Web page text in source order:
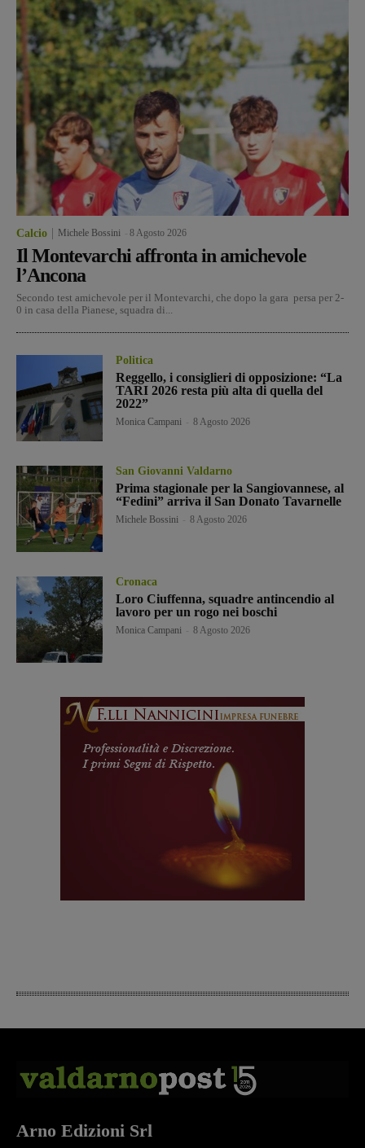
Calcio Michele Bossini 8 Agosto 2026
Il Montevarchi affronta in amichevole
l’Ancona
Secondo test amichevole per il Montevarchi, che dopo la gara persa per 2-
0 in casa della Pianese, squadra di...
Politica
Reggello, i consiglieri di opposizione: “La
TARI 2026 resta più alta di quella del
2022”
Monica Campani 8 Agosto 2026
San Giovanni Valdarno
Prima stagionale per la Sangiovannese, al
“Fedini” arriva il San Donato Tavarnelle
Michele Bossini 8 Agosto 2026
Cronaca
Loro Ciuffenna, squadre antincendio al
lavoro per un rogo nei boschi
Monica Campani 8 Agosto 2026
Arno Edizioni Srl